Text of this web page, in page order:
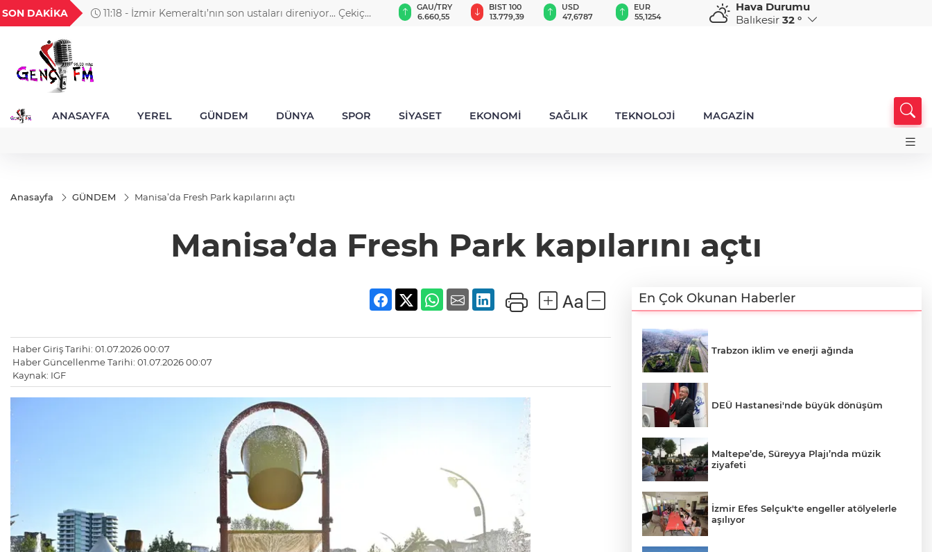
SON DAKİKA
11:18 - Nevşehir'de telefon ışıkları Bengü'nün şarkılarına
18,2677
TND
16,3788
BGN
27,9743
0,0018
GAU/TRY
6.660,55
BIST 100
13.779,39
USD
47,6787
EUR
55,1254
GBP
64,3468
CHF
59,0083
CAD
34,1883
Hava Durumu
Balıkesir 32 °
ANASAYFA YEREL GÜNDEM DÜNYA SPOR SİYASET EKONOMİ SAĞLIK TEKNOLOJİ MAGAZİN
Anasayfa GÜNDEM Manisa’da Fresh Park kapılarını açtı
Manisa’da Fresh Park kapılarını açtı
Haber Giriş Tarihi: 01.07.2026 00:07
Haber Güncellenme Tarihi: 01.07.2026 00:07
Kaynak: IGF
En Çok Okunan Haberler
Trabzon iklim ve enerji ağında
DEÜ Hastanesi'nde büyük dönüşüm
Maltepe’de, Süreyya Plajı’nda müzik
ziyafeti
İzmir Efes Selçuk'te engeller atölyelerle
aşılıyor